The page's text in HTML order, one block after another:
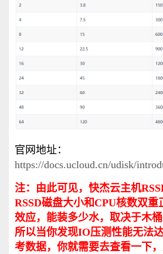
官网地址：
https://docs.ucloud.cn/udisk/
注：由此可见，快杰云主机
RSSD磁盘大小和CPU核数双
效应，能装多少水，取决于木桶
所以当你发现IO压测性能无法
考数据，你就需要去查看一下